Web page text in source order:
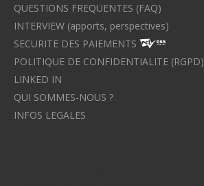
QUESTIONS FREQUENTES (FAQ)
INTERVIEW (apports, perspectives)
SECURITE DES PAIEMENTS
POLITIQUE DE CONFIDENTIALITE (RGPD)
LINKED IN
QUI SOMMES-NOUS ?
INFOS LEGALES